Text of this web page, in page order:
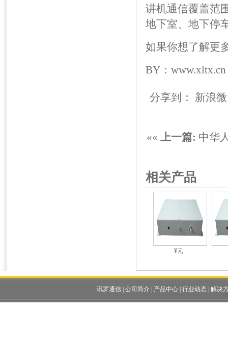
讲机通信覆盖范
地下室、地下停
如果你想了解更
BY：www.xltx.cn
分享到： 新浪
«« 上一篇: 中华
相关产品
¥元
讯罗通信| 公司简介| 产品中心| 行业动态| 解决